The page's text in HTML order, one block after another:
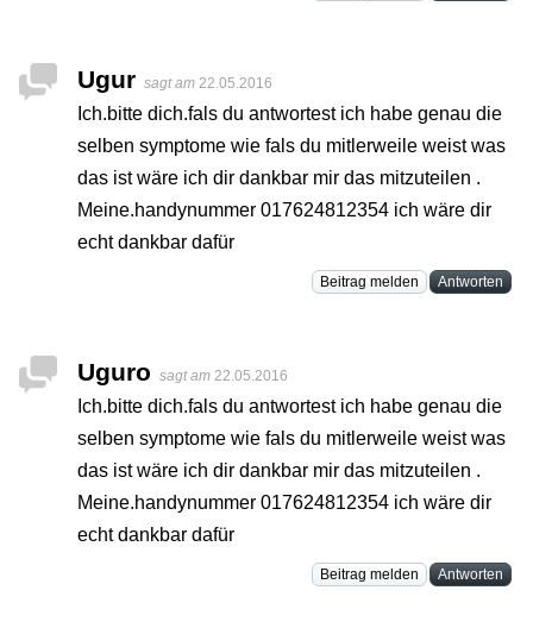
Ugur sagt am 22.05.2016
Ich.bitte dich.fals du antwortest ich habe genau die
selben symptome wie fals du mitlerweile weist was
das ist wäre ich dir dankbar mir das mitzuteilen .
Meine.handynummer 017624812354 ich wäre dir
echt dankbar dafür
Beitrag melden Antworten
Uguro sagt am 22.05.2016
Ich.bitte dich.fals du antwortest ich habe genau die
selben symptome wie fals du mitlerweile weist was
das ist wäre ich dir dankbar mir das mitzuteilen .
Meine.handynummer 017624812354 ich wäre dir
echt dankbar dafür
Beitrag melden Antworten